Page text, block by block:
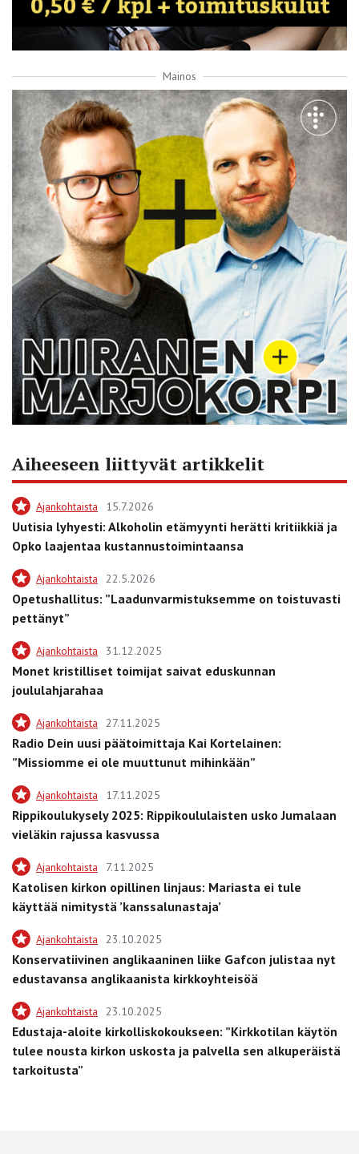
Mainos
Aiheeseen liittyvät artikkelit
Ajankohtaista 15.7.2026
Uutisia lyhyesti: Alkoholin etämyynti herätti kritiikkiä ja
Opko laajentaa kustannustoimintaansa
Ajankohtaista 22.5.2026
Opetushallitus: ”Laadunvarmistuksemme on toistuvasti
pettänyt”
Ajankohtaista 31.12.2025
Monet kristilliset toimijat saivat eduskunnan
joululahjarahaa
Ajankohtaista 27.11.2025
Radio Dein uusi päätoimittaja Kai Kortelainen:
”Missiomme ei ole muuttunut mihinkään”
Ajankohtaista 17.11.2025
Rippikoulukysely 2025: Rippikoululaisten usko Jumalaan
vieläkin rajussa kasvussa
Ajankohtaista 7.11.2025
Katolisen kirkon opillinen linjaus: Mariasta ei tule
käyttää nimitystä ’kanssalunastaja’
Ajankohtaista 23.10.2025
Konservatiivinen anglikaaninen liike Gafcon julistaa nyt
edustavansa anglikaanista kirkkoyhteisöä
Ajankohtaista 23.10.2025
Edustaja-aloite kirkolliskokoukseen: ”Kirkkotilan käytön
tulee nousta kirkon uskosta ja palvella sen alkuperäistä
tarkoitusta”